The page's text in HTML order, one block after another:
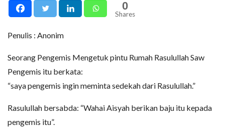
0
Shares
Penulis : Anonim
Seorang Pengemis Mengetuk pintu Rumah Rasulullah Saw
Pengemis itu berkata:
“saya pengemis ingin meminta sedekah dari Rasulullah.”
Rasulullah bersabda: “Wahai Aisyah berikan baju itu kepada
pengemis itu”.